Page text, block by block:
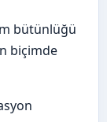
bütünlüğü
biçimde